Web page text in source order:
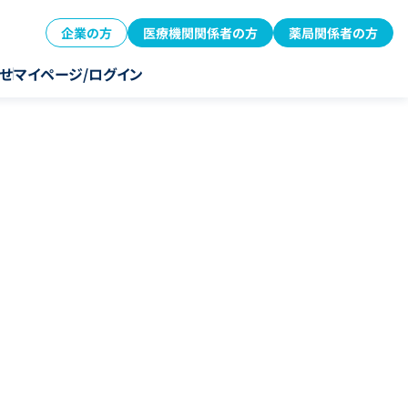
企業の方 医療機関関係者の方 薬局関係者の方
マイページ/ログイン